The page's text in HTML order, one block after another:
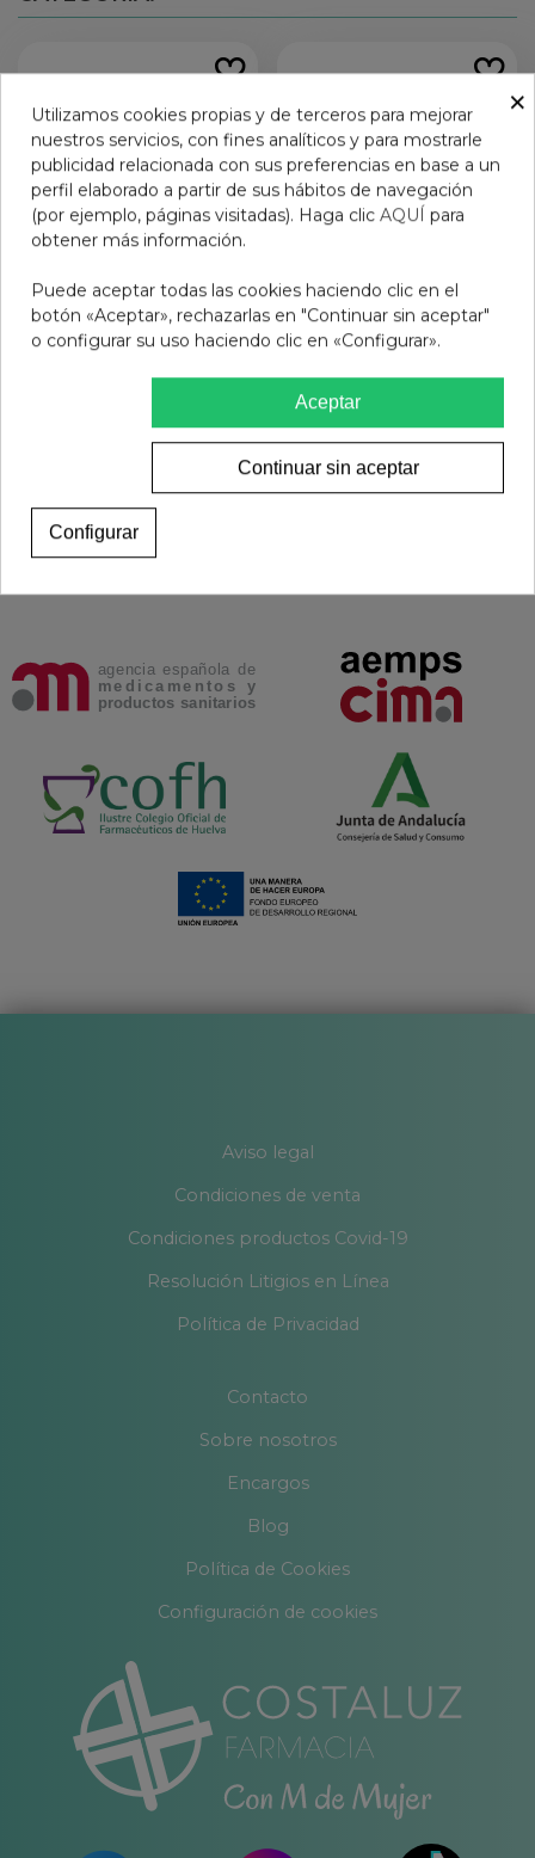
LACER CLORHEXIDINA
Añadir al carrito
GINGIKIN B5 PASTA 125
11,50 €
Añadir al carrito
Aviso legal
Condiciones de venta
Condiciones productos Covid-19
Resolución Litigios en Línea
Política de Privacidad
Contacto
Sobre nosotros
Encargos
Blog
Política de Cookies
Configuración de cookies
×
Utilizamos cookies propias y de terceros para mejorar
nuestros servicios, con fines analíticos y para mostrarle
publicidad relacionada con sus preferencias en base a un
perfil elaborado a partir de sus hábitos de navegación
(por ejemplo, páginas visitadas). Haga clic AQUÍ para
obtener más información.
Puede aceptar todas las cookies haciendo clic en el
botón «Aceptar», rechazarlas en "Continuar sin aceptar"
o configurar su uso haciendo clic en «Configurar».
Aceptar
Continuar sin aceptar
Configurar